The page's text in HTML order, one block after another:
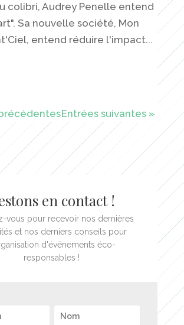
colibri, Audrey Penelle entend
Sa nouvelle société, Mon
entend réduire l'impact...
Entrées suivantes »
en contact !
vous pour recevoir nos dernières
et nos derniers conseils pour
d'événements éco-
responsables !